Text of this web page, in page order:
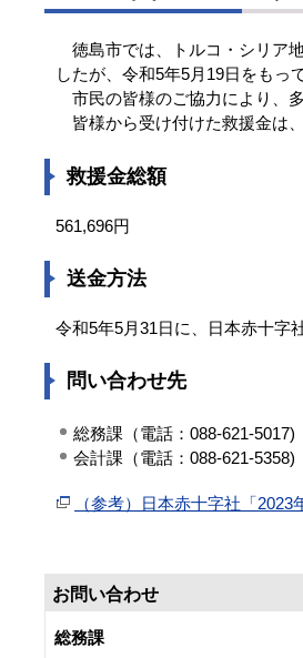
徳島市では、トルコ・シリア
したが、令和5年5月19日をもっ
市民の皆様のご協力により、
皆様から受け付けた救援金は
救援金総額
561,696円
送金方法
令和5年5月31日に、日本赤十字
問い合わせ先
総務課（電話：088-621-5017)
会計課（電話：088-621-5358)
（参考）日本赤十字社「
お問い合わせ
総務課